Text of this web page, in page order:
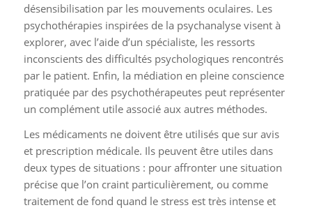
désensibilisation par les mouvements oculaires. Les
psychothérapies inspirées de la psychanalyse visent à
explorer, avec l’aide d’un spécialiste, les ressorts
inconscients des difficultés psychologiques rencontrés
par le patient. Enfin, la médiation en pleine conscience
pratiquée par des psychothérapeutes peut représenter
un complément utile associé aux autres méthodes.
Les médicaments ne doivent être utilisés que sur avis
et prescription médicale. Ils peuvent être utiles dans
deux types de situations : pour affronter une situation
précise que l’on craint particulièrement, ou comme
traitement de fond quand le stress est très intense et